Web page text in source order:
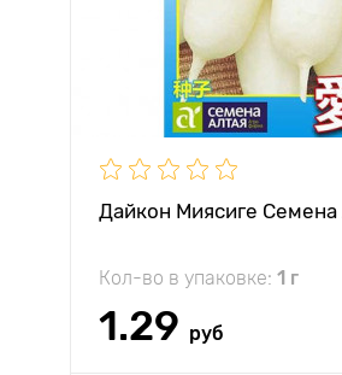
Дайкон Миясиге Семена
Кол-во в упаковке: 1 г
1.29 руб